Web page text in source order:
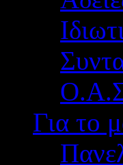
Για το